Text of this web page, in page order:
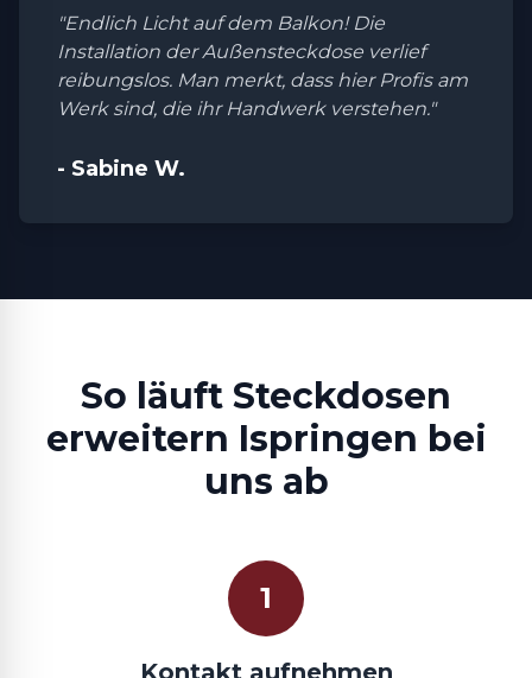
"Endlich Licht auf dem Balkon! Die
Installation der Außensteckdose verlief
reibungslos. Man merkt, dass hier Profis am
Werk sind, die ihr Handwerk verstehen."
- Sabine W.
So läuft Steckdosen
erweitern Ispringen bei
uns ab
1
Kontakt aufnehmen